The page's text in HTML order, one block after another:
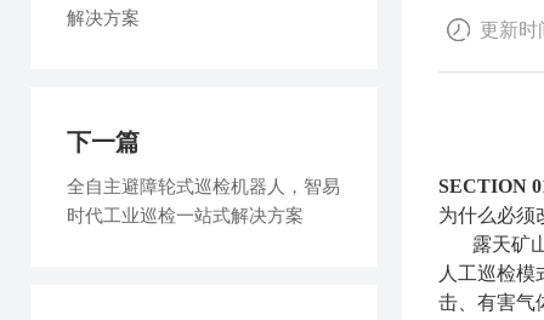
更新时
SECTION
为什么必须
露天矿
人工巡检
击、有害气
解决方案
下一篇
全自主避障轮式巡检机器人，智易
时代工业巡检一站式解决方案